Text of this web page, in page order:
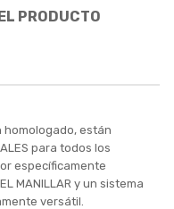
PRODUCTO
homologado, están
para todos los
específicamente
MANILLAR y un sistema
versátil.